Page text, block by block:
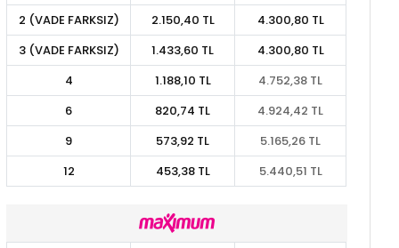
2 (VADE FARKSIZ)
2.150,40 TL
4.300,80 TL
3 (VADE FARKSIZ)
1.433,60 TL
4.300,80 TL
4
1.188,10 TL
4.752,38 TL
6
820,74 TL
4.924,42 TL
9
573,92 TL
5.165,26 TL
12
453,38 TL 5.440,51 TL